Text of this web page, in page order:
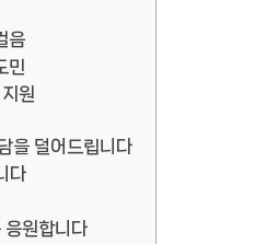
음
민
원
을 덜어드립니다
다
응원합니다